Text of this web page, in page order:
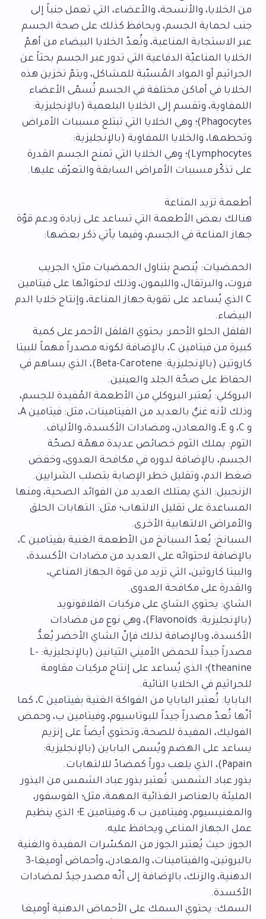
من الخلايا، والأنسجة، والأعضاء، التي تعمل جنباً إلى
جنب لحماية الجسم، ويحافظ كذلك على صحة الجسم
عبر الاستجابة المناعية، وتُعدّ الخلايا البيضاء من أهمّ
الخلايا المناعيّة الدفاعية التي تدور عبر الجسم بحثاً عن
الجراثيم أو المواد المُسبّبة للمشاكل، ويتمّ تخزين هذه
الخلايا في أماكن مختلفة في الجسم تُسمّى الأعضاء
اللمفاوية، وتقسم إلى الخلايا البلعمية (بالإنجليزية:
Phagocytes)؛ وهي الخلايا التي تبتلع مسببات الأمراض
وتحطمها، والخلايا اللمفاوية (بالإنجليزية:
Lymphocytes)؛ وهي الخلايا التي تمنح الجسم القدرة
على تذكّر مسببات الأمراض السابقة والتعرّف عليها.
أطعمة تزيد المناعة
هنالك بعض الأطعمة التي تساعد على زيادة ودعم قوّة
جهاز المناعة في الجسم، وفيما يأتي ذكر بعضها:
الحمضيات: يُنصح بتناول الحمضيات مثل؛ الجريب
فروت، والبرتقال، والليمون، وذلك لاحتوائها على فيتامين
C الذي يُساعد على تقوية جهاز المناعة، وإنتاج خلايا الدم
البيضاء.
الفلفل الحلو الأحمر: يحتوي الفلفل الأحمر على كمية
كبيرة من فيتامين C، بالإضافة لكونه مصدراً مهماً للبيتا
كاروتين (بالإنجليزية: Beta-Carotene)، الذي يساهم في
الحفاظ على صحّة الجلد والعينين.
البروكلي: يُعتبر البروكلي من الأطعمة المُفيدة للجسم،
وذلك لأنه غنيٌّ بالعديد من الفيتامينات، مثل: فيتامين A،
و C، و E، والمعادن، ومضادات الأكسدة، والألياف.
الثوم: يملك الثوم خصائص عديدة مهمّة لصحّة
الجسم، بالإضافة لدوره في مكافحة العدوى، وخفض
ضغط الدم، وتقليل خطر الإصابة بتصلب الشرايين.
الزنجبيل: الذي يمتلك العديد من الفوائد الصحية، ومنها
المساعدة على تقليل الالتهاب؛ مثل: التهابات الحلق
والأمراض الالتهابية الأخرى.
السبانخ: يُعدّ السبانخ من الأطعمة الغنية بفيتامين C،
بالإضافة لاحتوائه على العديد من مضادات الأكسدة،
والبيتا كاروتين، التي تزيد من قوة الجهاز المناعي،
والقدرة على مكافحة العدوى.
الشاي: يحتوي الشاي على مركبات الفلافونويد
(بالإنجليزية: Flavonoids)، وهي نوع من مضادات
الأكسدة، وبالإضافة لذلك فإنّ الشاي الأخضر يُعدُّ
مصدراً جيداً للحمض الأميني الثيانين (بالإنجليزية: L-
theanine)؛ الذي يُساعد على إنتاج مركبات مقاومة
للجراثيم في الخلايا التائية.
البابايا: تُعتبر البابايا من الفواكة الغنية بفيتامين C، كما
أنّها تُعدّ مصدراً جيداً للبوتاسيوم، وفيتامين ب، وحمض
الفوليك، المفيدة للصحة، وتحتوي أيضاً على إنزيم
يساعد على الهضم ويُسمى الباباين (بالإنجليزية:
Papain)، الذي يلعب دوراً كمضادّ للالتهابات.
بذور عباد الشمس: تُعتبر بذور عباد الشمس من البذور
المليئة بالعناصر الغذائية المهمة، مثل؛ الفوسفور،
والمغنيسيوم، وفيتامين ب 6، وفيتامين E؛ الذي ينظيم
عمل الجهاز المناعي ويحافظ عليه.
الجوز: حيث يُعتبر الجوز من المكسّرات المفيدة والغنية
بالبروتين، والفيتامينات، والمعادن، وأحماض أوميغا-3
الدهنية، والزنك، بالإضافة إلى أنّه مصدر جيدٌ لمضادات
الأكسدة.
السمك: يحتوي السمك على الأحماض الدهنية أوميغا